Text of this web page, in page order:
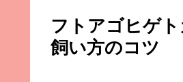
フトアゴヒゲ
飼い方のコツ